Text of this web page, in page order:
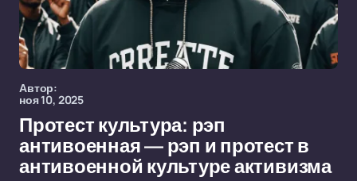
Автор:
ноя 10, 2025
Протест культура: рэп
антивоенная — рэп и протест в
антивоенной культуре активизма